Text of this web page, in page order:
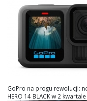
GoPro na progu rewolucji:
HERO 14 BLACK w 2